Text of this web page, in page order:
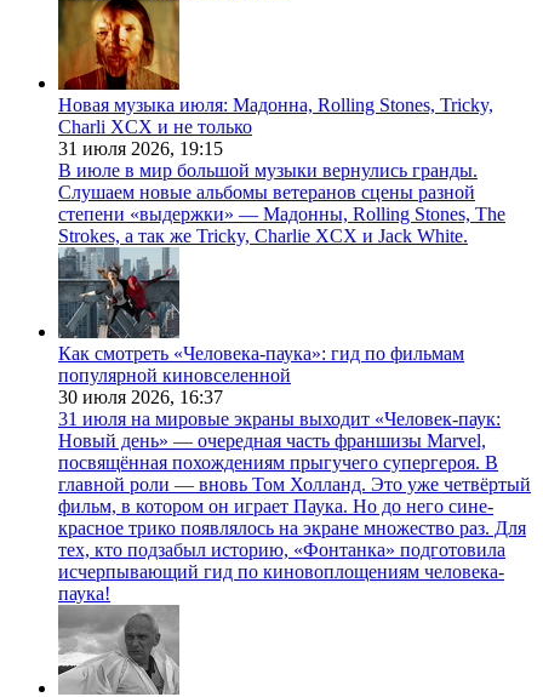
Новая музыка июля: Мадонна, Rolling Stones, Tricky,
Charli XCX и не только
31 июля 2026, 19:15
В июле в мир большой музыки вернулись гранды.
Слушаем новые альбомы ветеранов сцены разной
степени «выдержки» — Мадонны, Rolling Stones, The
Strokes, а так же Tricky, Charlie XCX и Jack White.
Как смотреть «Человека-паука»: гид по фильмам
популярной киновселенной
30 июля 2026, 16:37
31 июля на мировые экраны выходит «Человек-паук:
Новый день» — очередная часть франшизы Marvel,
посвящённая похождениям прыгучего супергероя. В
главной роли — вновь Том Холланд. Это уже четвёртый
фильм, в котором он играет Паука. Но до него сине-
красное трико появлялось на экране множество раз. Для
тех, кто подзабыл историю, «Фонтанка» подготовила
исчерпывающий гид по киновоплощениям человека-
паука!